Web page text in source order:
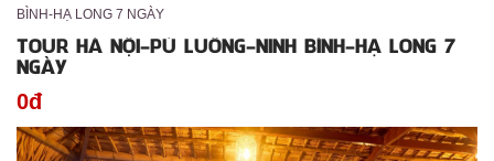
BÌNH-HẠ LONG 7 NGÀY
TOUR HÀ NỘI-PÙ LUÔNG-NINH BÌNH-HẠ LONG 7
NGÀY
0đ